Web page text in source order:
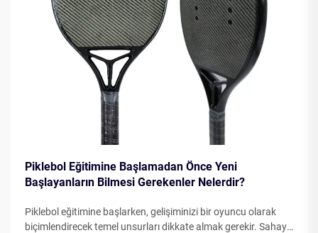
Piklebol Eğitimine Başlamadan Önce Yeni
Başlayanların Bilmesi Gerekenler Nelerdir?
Piklebol eğitimine başlarken, gelişiminizi bir oyuncu olarak
biçimlendirecek temel unsurları dikkate almak gerekir. Sahaya